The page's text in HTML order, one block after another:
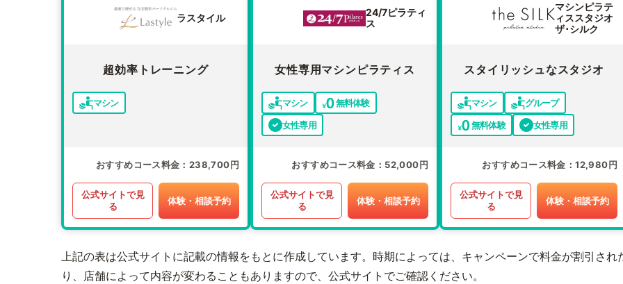
ラスタイル
超効率トレーニング
マシン
おすすめコース料金 238,700円
公式サイトで見
る
体験・相談予約
24/7ピラティ
ス
女性専用マシンピラティス
マシン
無料体験
女性専用
おすすめコース料金 52,000円
公式サイトで見
る
体験・相談予約
マシンピラテ
ィススタジオ
ザ･シルク
スタイリッシュなスタジオ
マシン
グループ
無料体験
女性専用
おすすめコース料金 12,980円
公式サイトで見
る
体験・相談予約
上記の表は公式サイトに記載の情報をもとに作成しています。時期によっては、キャンペーンで料金が割引され
り、店舗によって内容が変わることもありますので、公式サイトでご確認ください。